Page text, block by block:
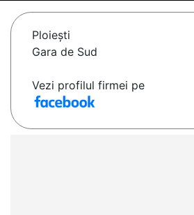
Ploieşti
Gara de Sud
Vezi profilul firmei pe